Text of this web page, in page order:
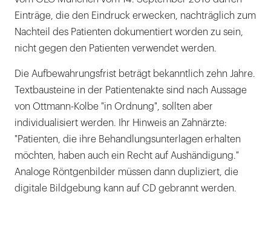
Einträge, die den Eindruck erwecken, nachträglich zum
Nachteil des Patienten dokumentiert worden zu sein,
nicht gegen den Patienten verwendet werden.
Die Aufbewahrungsfrist beträgt bekanntlich zehn Jahre.
Textbausteine in der Patientenakte sind nach Aussage
von Ottmann-Kolbe "in Ordnung", sollten aber
individualisiert werden. Ihr Hinweis an Zahnärzte:
"Patienten, die ihre Behandlungsunterlagen erhalten
möchten, haben auch ein Recht auf Aushändigung."
Analoge Röntgenbilder müssen dann dupliziert, die
digitale Bildgebung kann auf CD gebrannt werden.